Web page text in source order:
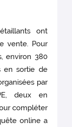
ont
vente. Pour
environ 380
en sortie de
par
deux en
compléter
online a